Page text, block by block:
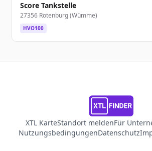
Score Tankstelle
27356 Rotenburg (Wümme)
HVO100
XTL KarteStandort meldenFür
NutzungsbedingungenDatenschutz